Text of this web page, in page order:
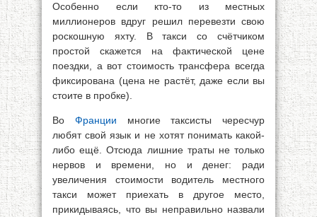
Особенно если кто-то из местных
миллионеров вдруг решил перевезти свою
роскошную яхту. В такси со счётчиком
простой скажется на фактической цене
поездки, а вот стоимость трансфера всегда
фиксирована (цена не растёт, даже если вы
стоите в пробке).
Во Франции многие таксисты чересчур
любят свой язык и не хотят понимать какой-
либо ещё. Отсюда лишние траты не только
нервов и времени, но и денег: ради
увеличения стоимости водитель местного
такси может приехать в другое место,
прикидываясь, что вы неправильно назвали